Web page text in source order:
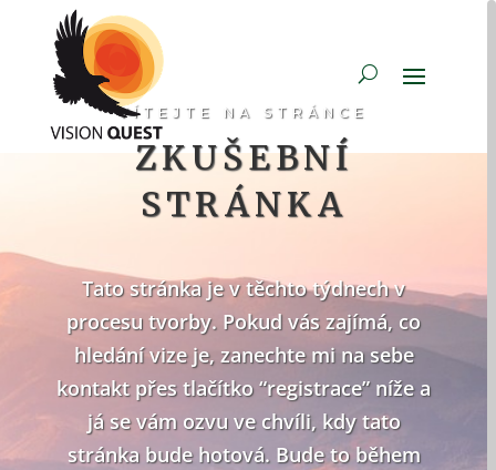
VÍTEJTE NA STRÁNCE
ZKUŠEBNÍ
STRÁNKA
Tato stránka je v těchto týdnech v
procesu tvorby. Pokud vás zajímá, co
hledání vize je, zanechte mi na sebe
kontakt přes tlačítko “registrace” níže a
já se vám ozvu ve chvíli, kdy tato
stránka bude hotová. Bude to během